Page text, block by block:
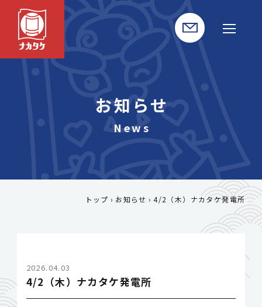
お知らせ
トップ お知らせ 4/2（木）ナカタケ発電所
2026.04.03
4/2（木）ナカタケ発電所